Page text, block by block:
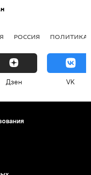
РОССИЯ ПОЛИТИКА
Дзен VK